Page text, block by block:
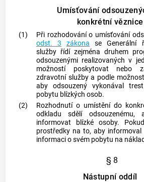
Umísťování
konkrétní věznice
(1) Při rozhodování o umísťování
odst. 3
zákona se Generální
službyřídí zejména druhem
odsouzenými realizovaných v
možností poskytovat nebo
zdravotní služby a podle
aby odsouzený vykonával
pobytu blízkých osob.
(2)
Rozhodnutí o umístění do
odkladu sdělí
informovat blízké osoby.
prostředky na to, aby informoval
informaci o svém pobytu na
§ 8
Nástupní oddíl